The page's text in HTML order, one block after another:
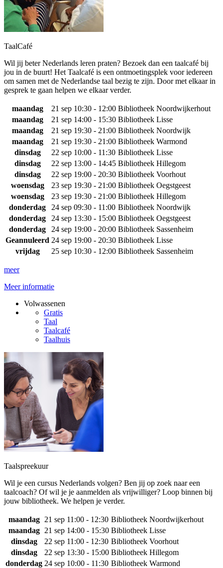
TaalCafé
Wil jij beter Nederlands leren praten? Bezoek dan een taalcafé bij
jou in de buurt! Het Taalcafé is een ontmoetingsplek voor iedereen
om samen met de Nederlandse taal bezig te zijn. Door met elkaar in
gesprek te gaan helpen we elkaar verder.
maandag 21 sep 10:30 - 12:00 Bibliotheek Noordwijkerhout
maandag
21 sep 14:00 - 15:30 Bibliotheek Lisse
maandag
21 sep 19:30 - 21:00 Bibliotheek Noordwijk
maandag
21 sep 19:30 - 21:00 Bibliotheek Warmond
dinsdag
22 sep 10:00 - 11:30 Bibliotheek Lisse
dinsdag
22 sep 13:00 - 14:45 Bibliotheek Hillegom
dinsdag
22 sep 19:00 - 20:30 Bibliotheek Voorhout
woensdag
23 sep 19:30 - 21:00 Bibliotheek Oegstgeest
woensdag
23 sep 19:30 - 21:00 Bibliotheek Hillegom
donderdag
24 sep 09:30 - 11:00 Bibliotheek Noordwijk
donderdag
24 sep 13:30 - 15:00 Bibliotheek Oegstgeest
donderdag
24 sep 19:00 - 20:00 Bibliotheek Sassenheim
Geannuleerd 24 sep 19:00 - 20:30 Bibliotheek Lisse
vrijdag
25 sep 10:30 - 12:00 Bibliotheek Sassenheim
meer
Meer informatie
Volwassenen
Gratis
Taal
Taalcafé
Taalhuis
Taalspreekuur
Wil je een cursus Nederlands volgen? Ben jij op zoek naar een
taalcoach? Of wil je je aanmelden als vrijwilliger? Loop binnen bij
jouw bibliotheek. We helpen je verder.
maandag 21 sep 11:00 - 12:30 Bibliotheek Noordwijkerhout
maandag
21 sep 14:00 - 15:30 Bibliotheek Lisse
dinsdag
22 sep 11:00 - 12:30 Bibliotheek Voorhout
dinsdag
22 sep 13:30 - 15:00 Bibliotheek Hillegom
donderdag 24 sep 10:00 - 11:30 Bibliotheek Warmond